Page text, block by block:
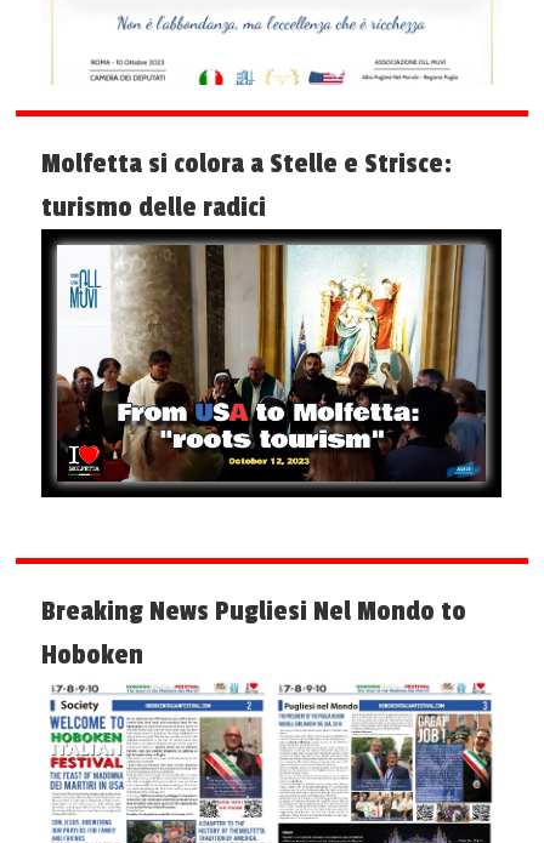
Molfetta si colora a Stelle e Strisce:
turismo delle radici
Breaking News Pugliesi Nel Mondo to
Hoboken